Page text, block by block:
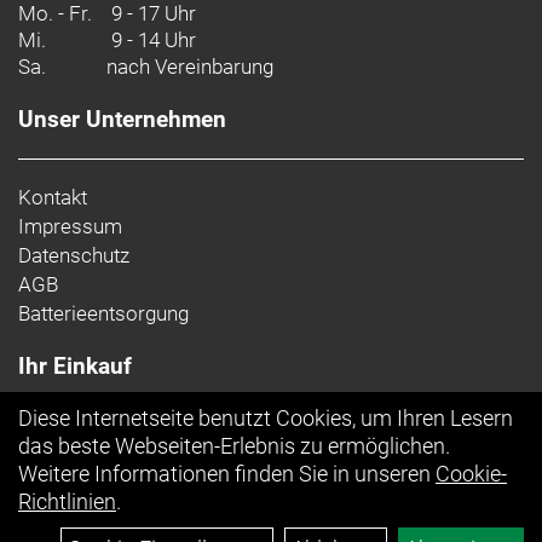
Zulässiges Gesamtgewicht: 120 kg
Mo. - Fr. 9 - 17 Uhr
Mi.
9 - 14 Uhr
Sa.
nach Vereinbarung
Unser Unternehmen
Kontakt
Impressum
Datenschutz
AGB
Batterieentsorgung
Ihr Einkauf
Top Artikel
Diese Internetseite benutzt Cookies, um Ihren Lesern
das beste Webseiten-Erlebnis zu ermöglichen.
Weitere Informationen finden Sie in unseren Cookie-
Richtlinien.